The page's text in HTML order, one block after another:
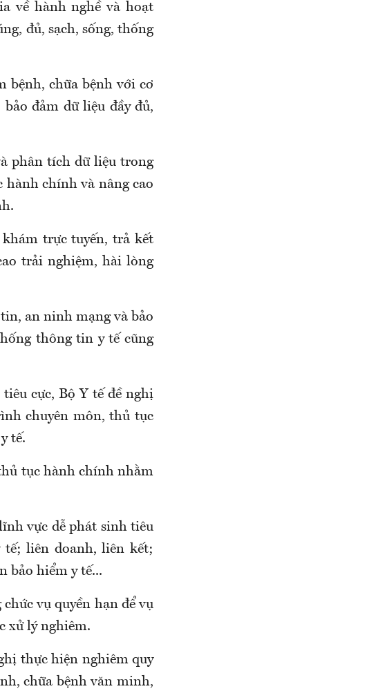
về hành nghề và hoạt
đủ, sạch, sống, thống
bệnh, chữa bệnh với cơ
đảm dữ liệu đầy đủ,
phân tích dữ liệu trong
hành chính và nâng cao
trực tuyến, trả kết
trải nghiệm, hài lòng
an ninh mạng và bảo
thông tin y tế cũng
cực, Bộ Y tế đề nghị
chuyên môn, thủ tục
tế.
tục hành chính nhằm
vực dễ phát sinh tiêu
liên doanh, liên kết;
bảo hiểm y tế...
vụ quyền hạn để vụ
xử lý nghiêm.
thực hiện nghiêm quy
chữa bệnh văn minh,